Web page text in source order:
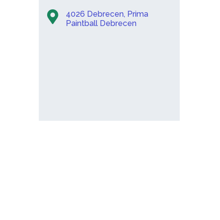
4026 Debrecen, Prima
Paintball Debrecen